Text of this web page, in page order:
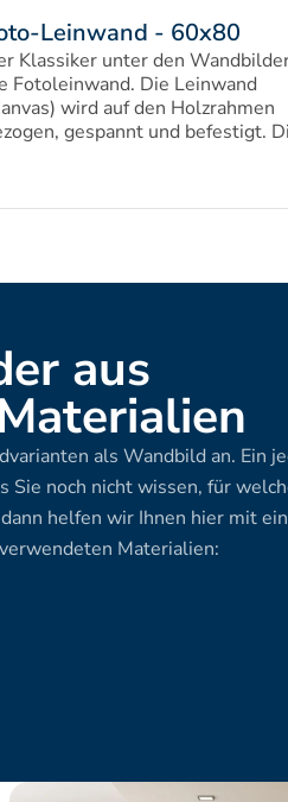
Leinwand - 60x80
Klassiker unter den
Fotoleinwand. Die Leinwand
wird auf den Holzrahmen
gespannt und befestigt.
aus
als Wandbild an. Ein
Sie noch nicht wissen, für
helfen wir Ihnen hier mit
Materialien: